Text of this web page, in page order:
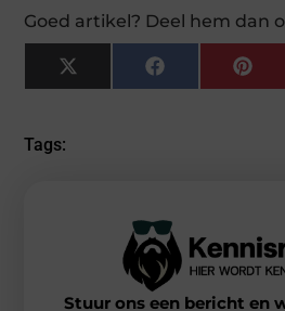
Goed artikel? Deel hem dan
X
(Twitter)
Facebook
Tags:
Stuur ons een bericht en